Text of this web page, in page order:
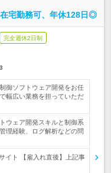
宅勤務可、年休128日◎
完全週休2日制
御ソフトウェア開発をお任
幅広い業務を担っていただ
ウェア開発スキルと制御系
理経験、ログ解析などの問
イト 【雇入れ直後】上記事